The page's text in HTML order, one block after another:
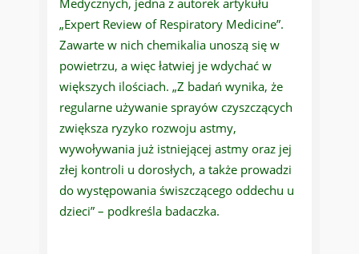
Medycznych, jedna z autorek artykułu
„Expert Review of Respiratory Medicine”.
Zawarte w nich chemikalia unoszą się w
powietrzu, a więc łatwiej je wdychać w
większych ilościach. „Z badań wynika, że
regularne używanie sprayów czyszczących
zwiększa ryzyko rozwoju astmy,
wywoływania już istniejącej astmy oraz jej
złej kontroli u dorosłych, a także prowadzi
do występowania świszczącego oddechu u
dzieci” – podkreśla badaczka.